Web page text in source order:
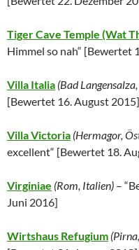
Tiger Cave Temple (Wat
Himmel so nah“ [Bewertet
Villa Italia (Bad
[Bewertet 16. August 2015]
Villa Victoria (Hermagor,
excellent“ [Bewertet 18.
Virginiae (Rom, Italien) –
Juni 2016]
Wirtshaus Refugium